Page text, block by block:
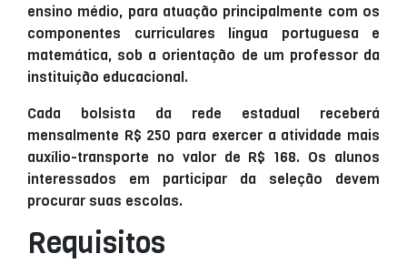
ensino médio, para atuação principalmente com os
componentes curriculares língua portuguesa e
matemática, sob a orientação de um professor da
instituição educacional.
Cada bolsista da rede estadual receberá
mensalmente R$ 250 para exercer a atividade mais
auxílio-transporte no valor de R$ 168. Os alunos
interessados em participar da seleção devem
procurar suas escolas.
Requisitos